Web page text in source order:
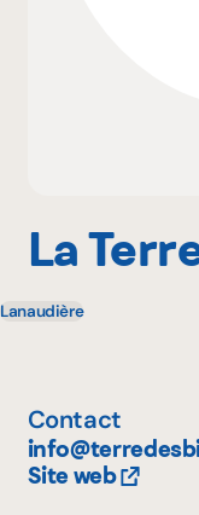
La
Lanaudière
Contact
Site web